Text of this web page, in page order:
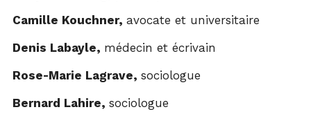
Camille Kouchner, avocate et universitaire
Denis Labayle, médecin et écrivain
Rose-Marie Lagrave, sociologue
Bernard Lahire, sociologue